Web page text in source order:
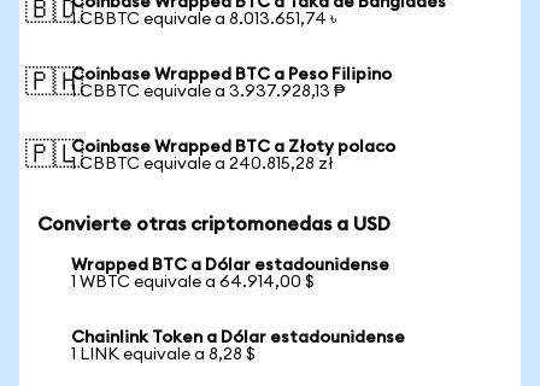
🇧🇩1 CBBTC equivale a 8.013.651,74 ৳
🇵🇭Coinbase Wrapped BTC a Peso Filipino
1 CBBTC equivale a 3.937.928,13 ₱
🇵🇱Coinbase Wrapped BTC a Złoty polaco
1 CBBTC equivale a 240.815,28 zł
Convierte otras criptomonedas a USD
Wrapped BTC a Dólar estadounidense
1 WBTC equivale a 64.914,00 $
Chainlink Token a Dólar estadounidense
1 LINK equivale a 8,28 $